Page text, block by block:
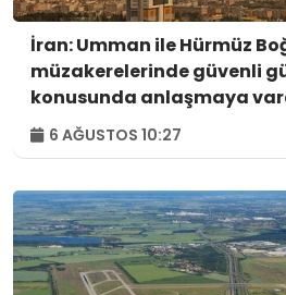
İran: Umman ile Hürmüz
müzakerelerinde güvenli
konusunda anlaşmaya
6 AĞUSTOS 10:27